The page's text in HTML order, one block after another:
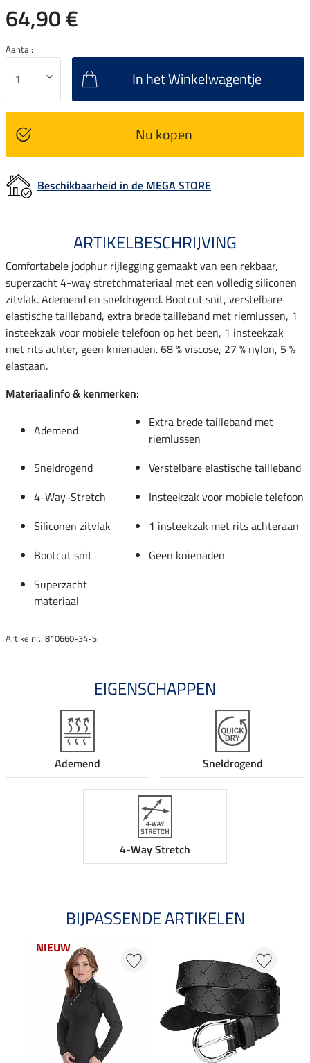
64,90 €
Aantal:
In het Winkelwagentje
Nu kopen
Beschikbaarheid in de MEGA STORE
ARTIKELBESCHRIJVING
Comfortabele jodphur rijlegging gemaakt van een rekbaar,
superzacht 4-way stretchmateriaal met een volledig siliconen
zitvlak. Ademend en sneldrogend. Bootcut snit, verstelbare
elastische tailleband, extra brede tailleband met riemlussen, 1
insteekzak voor mobiele telefoon op het been, 1 insteekzak
met rits achter, geen knienaden. 68 % viscose, 27 % nylon, 5 %
elastaan.
Materiaalinfo & kenmerken:
Ademend
Extra brede tailleband met
riemlussen
Sneldrogend
Verstelbare elastische tailleband
4-Way-Stretch
Insteekzak voor mobiele telefoon
Siliconen zitvlak
1 insteekzak met rits achteraan
Bootcut snit
Geen knienaden
Superzacht
materiaal
Artikelnr.: 810660-34-S
EIGENSCHAPPEN
Ademend Sneldrogend
4-Way Stretch
BIJPASSENDE ARTIKELEN
NIEUW